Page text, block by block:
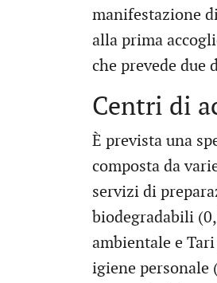
manifestazione
alla prima
che prevede
Centri di
È prevista una
composta da
servizi di
biodegradabili
ambientale e
igiene personale